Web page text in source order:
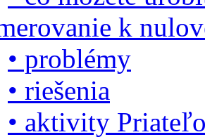
k
• problémy
• riešenia
• aktivity